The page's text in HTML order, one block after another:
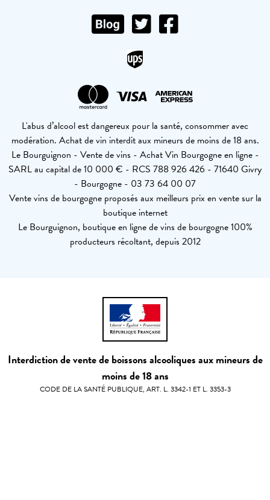
L'abus d’alcool est dangereux pour la santé, consommer avec
modération. Achat de vin interdit aux mineurs de moins de 18 ans.
Le Bourguignon - Vente de vins - Achat Vin Bourgogne en ligne -
SARL au capital de 10 000 € - RCS 788 926 426 - 71640 Givry
- Bourgogne - 03 73 64 00 07
Vente vins de bourgogne proposés aux meilleurs prix en vente sur la
boutique internet
Le Bourguignon, boutique en ligne de vins de bourgogne 100%
producteurs récoltant, depuis 2012
Interdiction de vente de boissons alcooliques aux mineurs de
moins de 18 ans
CODE DE LA SANTÉ PUBLIQUE, ART. L. 3342-1 ET L. 3353-3